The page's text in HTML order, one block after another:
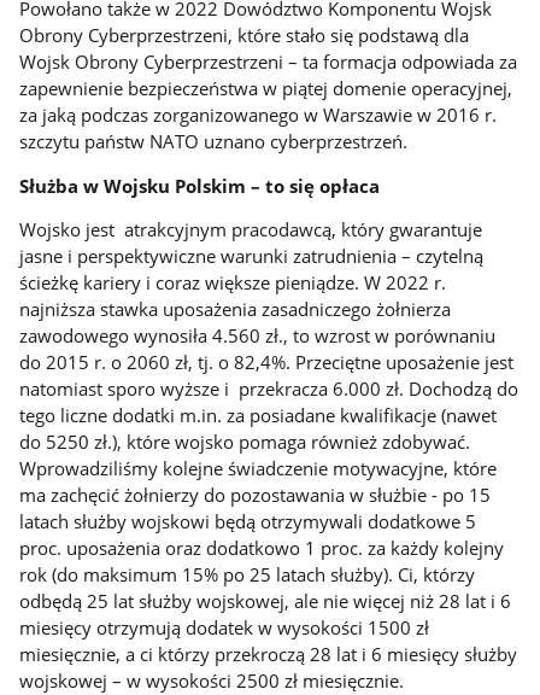
Powołano także w 2022 Dowództwo Komponentu Wojsk
Obrony Cyberprzestrzeni, które stało się podstawą dla
Wojsk Obrony Cyberprzestrzeni – ta formacja odpowiada za
zapewnienie bezpieczeństwa w piątej domenie operacyjnej,
za jaką podczas zorganizowanego w Warszawie w 2016 r.
szczytu państw NATO uznano cyberprzestrzeń.
Służba w Wojsku Polskim – to się opłaca
Wojsko jest atrakcyjnym pracodawcą, który gwarantuje
jasne i perspektywiczne warunki zatrudnienia – czytelną
ścieżkę kariery i coraz większe pieniądze. W 2022 r.
najniższa stawka uposażenia zasadniczego żołnierza
zawodowego wynosiła 4.560 zł., to wzrost w porównaniu
do 2015 r. o 2060 zł, tj. o 82,4%. Przeciętne uposażenie jest
natomiast sporo wyższe i przekracza 6.000 zł. Dochodzą do
tego liczne dodatki m.in. za posiadane kwalifikacje (nawet
do 5250 zł.), które wojsko pomaga również zdobywać.
Wprowadziliśmy kolejne świadczenie motywacyjne, które
ma zachęcić żołnierzy do pozostawania w służbie - po 15
latach służby wojskowi będą otrzymywali dodatkowe 5
proc. uposażenia oraz dodatkowo 1 proc. za każdy kolejny
rok (do maksimum 15% po 25 latach służby). Ci, którzy
odbędą 25 lat służby wojskowej, ale nie więcej niż 28 lat i 6
miesięcy otrzymują dodatek w wysokości 1500 zł
miesięcznie, a ci którzy przekroczą 28 lat i 6 miesięcy służby
wojskowej – w wysokości 2500 zł miesięcznie.